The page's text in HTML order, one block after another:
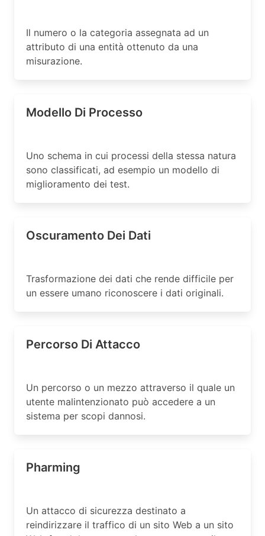
Il numero o la categoria assegnata ad un
attributo di una entità ottenuto da una
misurazione.
Modello Di Processo
Uno schema in cui processi della stessa natura
sono classificati, ad esempio un modello di
miglioramento dei test.
Oscuramento Dei Dati
Trasformazione dei dati che rende difficile per
un essere umano riconoscere i dati originali.
Percorso Di Attacco
Un percorso o un mezzo attraverso il quale un
utente malintenzionato può accedere a un
sistema per scopi dannosi.
Pharming
Un attacco di sicurezza destinato a
reindirizzare il traffico di un sito Web a un sito